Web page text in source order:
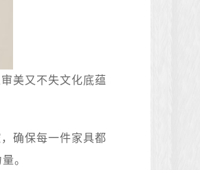
美又不失文化底蕴
确保每一件家具都
。